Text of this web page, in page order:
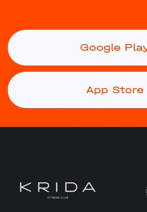
Google
App Store